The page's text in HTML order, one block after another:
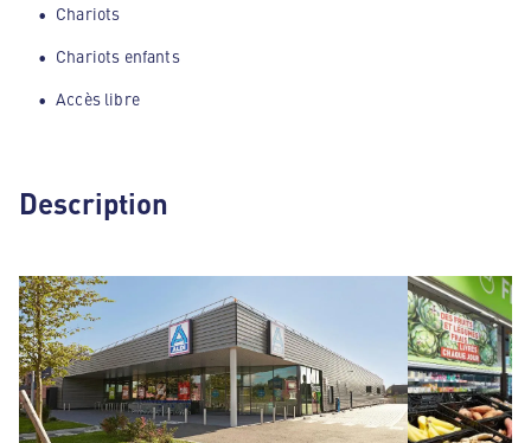
Chariots
Chariots enfants
Accès libre
Description